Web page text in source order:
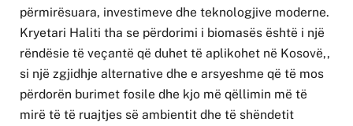
përmirësuara, investimeve dhe teknologjive moderne.
Kryetari Haliti tha se përdorimi i biomasës është i një
rëndësie të veçantë që duhet të aplikohet në Kosovë,,
si një zgjidhje alternative dhe e arsyeshme që të mos
përdorën burimet fosile dhe kjo më qëllimin më të
mirë të të ruajtjes së ambientit dhe të shëndetit